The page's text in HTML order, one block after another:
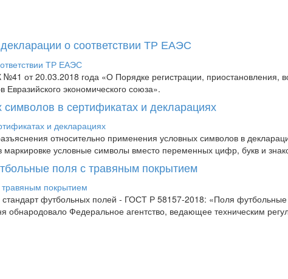
о соответствии ТР ЕАЭС
от 20.03.2018 года «О Порядке регистрации, приостановления,
Евразийского экономического союза».
в сертификатах и декларациях
относительно применения условных символов в
маркировке условные символы вместо переменных цифр, букв и
поля с травяным покрытием
стандарт футбольных полей - ГОСТ Р 58157-2018: «Поля
Федеральное агентство, ведающее техническим